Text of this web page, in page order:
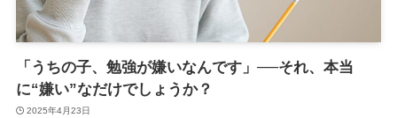
「うちの子、勉強が嫌いなんです」──それ、本当
に“嫌い”なだけでしょうか？
2025年4月23日